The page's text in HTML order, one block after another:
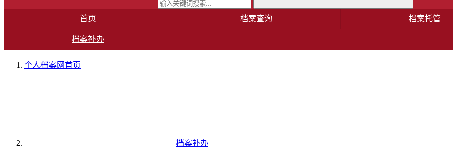
首页 档案查询 档案托管
档案补办
个人档案网首页
档案补办